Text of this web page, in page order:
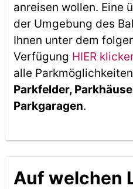
anreisen wollen. Eine
der Umgebung des
Ihnen unter dem
Verfügung HIER
alle
Parkfelder,
Parkgaragen.
Auf welchen